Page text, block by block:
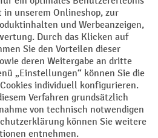
Datenschutz
Settings
zzgl.Versandkostenund ggf.
anders angegeben.
reicht. Der Rabatt gilt nicht auf